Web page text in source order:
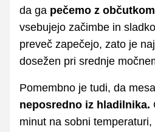
da ga pečemo z
vsebujejo začimbe in
preveč zapečejo, zato je
dosežen pri srednje
Pomembno je tudi, da mesa
neposredno iz hladilnika.
minut na sobni